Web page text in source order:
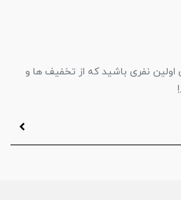
نفری باشید که از تخفیف ها و